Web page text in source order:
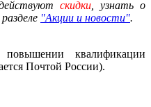
скидки, узнать о
"Акции и новости".
квалификации
Почтой России).